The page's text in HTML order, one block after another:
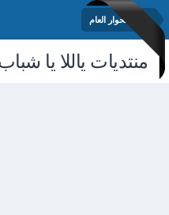
منتدى الحوار العام
منتديات ياللا يا شباب